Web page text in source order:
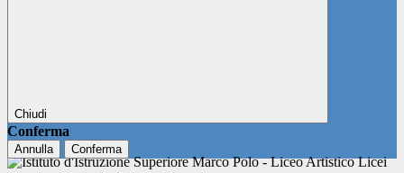
Chiudi
Conferma
Annulla Conferma